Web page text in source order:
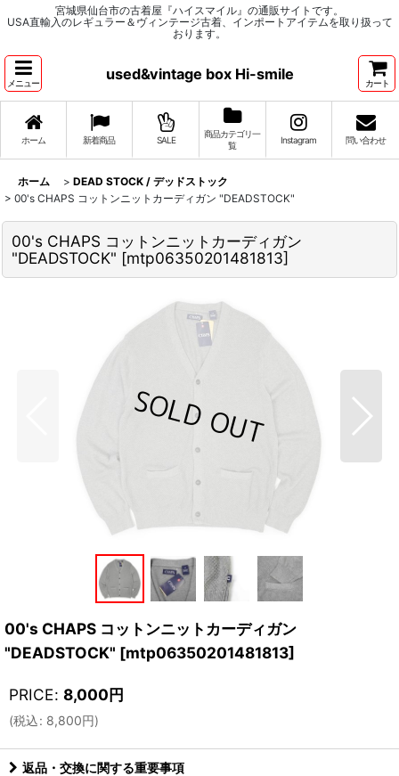
宮城県仙台市の古着屋『ハイスマイル』の通販サイトです。
USA直輸入のレギュラー＆ヴィンテージ古着、インポートアイテムを取り扱って
おります。
メニュー
used&vintage box Hi-smile
カート
ホーム 新着商品 SALE
商品カテゴリ一
覧
Instagram 問い合わせ
ホーム > DEAD STOCK / デッドストック
> 00's CHAPS コットンニットカーディガン "DEADSTOCK"
00's CHAPS コットンニットカーディガン
"DEADSTOCK" [mtp06350201481813]
00's CHAPS コットンニットカーディガン
"DEADSTOCK" [mtp06350201481813]
PRICE: 8,000円
(税込: 8,800円)
返品・交換に関する重要事項